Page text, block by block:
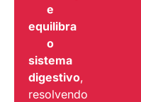
e
equilibra
o
sistema
digestivo,
resolvendo